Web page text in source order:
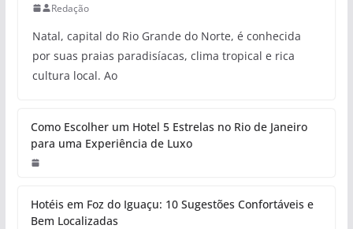
Redação
Natal, capital do Rio Grande do Norte, é conhecida
por suas praias paradisíacas, clima tropical e rica
cultura local. Ao
Como Escolher um Hotel 5 Estrelas no Rio de Janeiro
para uma Experiência de Luxo
Hotéis em Foz do Iguaçu: 10 Sugestões Confortáveis e
Bem Localizadas